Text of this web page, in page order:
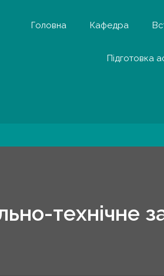
Головна Кафедра
Підготовка
технічне